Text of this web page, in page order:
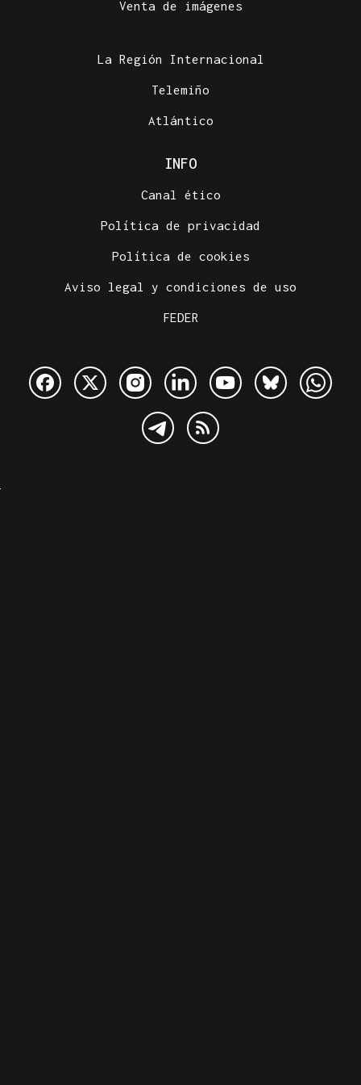
Venta de imágenes
La Región Internacional
Telemiño
Atlántico
INFO
Canal ético
Política de privacidad
Política de cookies
Aviso legal y condiciones de uso
FEDER